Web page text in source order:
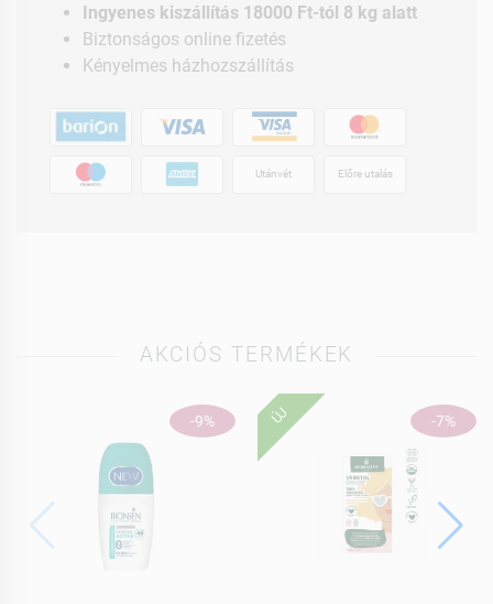
Ingyenes kiszállítás 18000 Ft-tól 8 kg alatt
Biztonságos online fizetés
Kényelmes házhozszállítás
Utánvét Előre utalás
AKCIÓS TERMÉKEK
-9% -7%
ÚJ